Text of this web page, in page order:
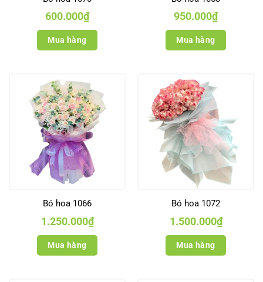
600.000₫
Mua hàng
950.000₫
Mua hàng
Bó hoa 1066
1.250.000₫
Mua hàng
Bó hoa 1072
1.500.000₫
Mua hàng